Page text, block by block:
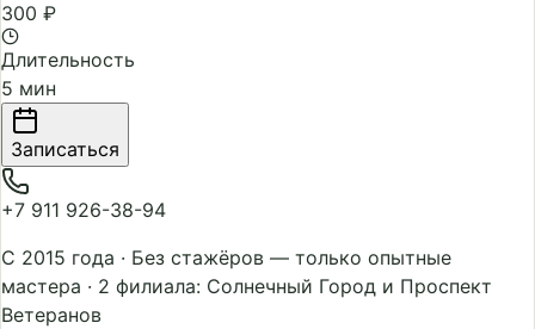
300 ₽
Длительность
5 мин
Записаться
+7 911 926-38-94
С 2015 года · Без стажёров — только опытные
мастера · 2 филиала: Солнечный Город и Проспект
Ветеранов